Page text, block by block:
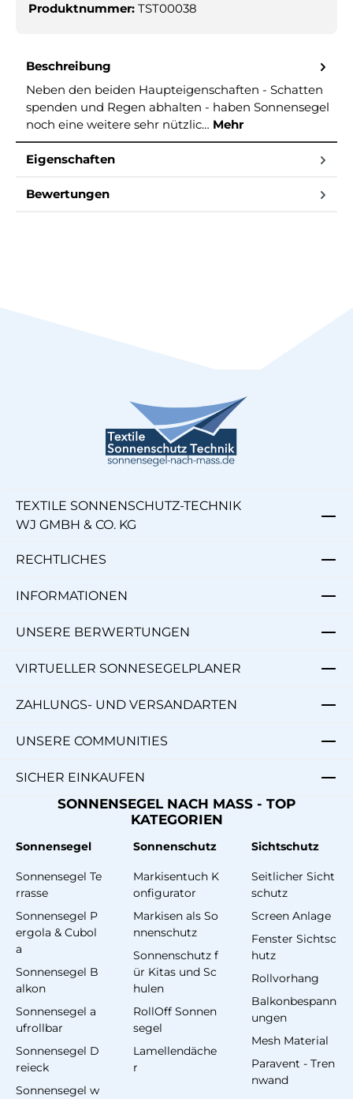
Produktnummer: TST00038
Beschreibung
Neben den beiden Haupteigenschaften - Schatten
spenden und Regen abhalten - haben Sonnensegel
noch eine weitere sehr nützlic… Mehr
Eigenschaften
Bewertungen
TEXTILE SONNENSCHUTZ-TECHNIK
WJ GMBH & CO. KG
RECHTLICHES
INFORMATIONEN
UNSERE BERWERTUNGEN
VIRTUELLER SONNESEGELPLANER
ZAHLUNGS- UND VERSANDARTEN
UNSERE COMMUNITIES
SICHER EINKAUFEN
SONNENSEGEL NACH MASS - TOP
KATEGORIEN
Sonnensegel
Sonnensegel Te
rrasse
Sonnensegel P
ergola & Cubol
a
Sonnensegel B
alkon
Sonnensegel a
ufrollbar
Sonnensegel D
reieck
Sonnensegel w
Sonnenschutz
Markisentuch K
onfigurator
Markisen als So
nnenschutz
Sonnenschutz f
ür Kitas und Sc
hulen
RollOff Sonnen
segel
Lamellendäche
r
Sichtschutz
Seitlicher Sicht
schutz
Screen Anlage
Fenster Sichtsc
hutz
Rollvorhang
Balkonbespann
ungen
Mesh Material
Paravent - Tren
nwand